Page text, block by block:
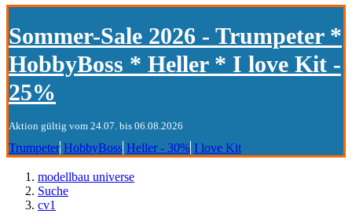
Sommer-Sale 2026 - Trumpeter *
HobbyBoss * Heller * I love Kit -
25%
Aktion gültig vom 24.07. bis 06.08.2026
Trumpeter HobbyBoss Heller - 30% I love Kit
modellbau universe
Suche
cv1